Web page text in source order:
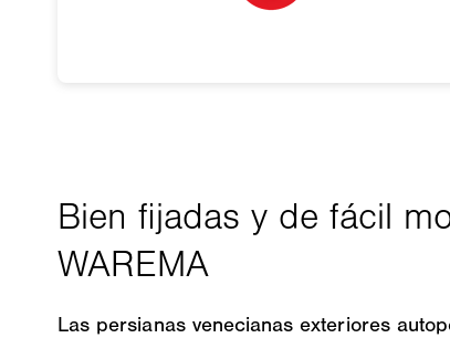
Las persianas venecianas exteriores